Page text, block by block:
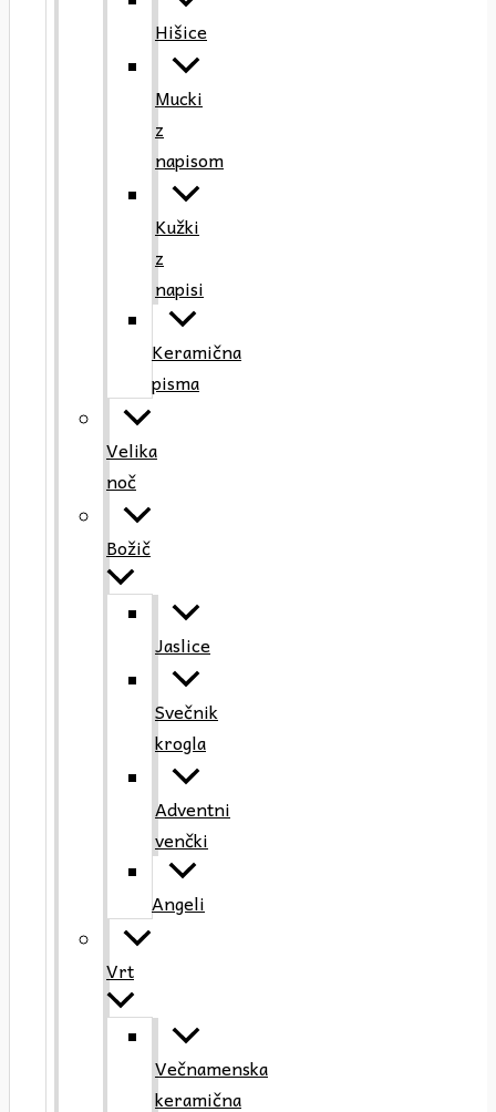
Hišice
Mucki
z
napisom
Kužki
z
napisi
Keramična
pisma
Velika
noč
Božič
Jaslice
Svečnik
krogla
Adventni
venčki
Angeli
Vrt
Večnamenska
keramična